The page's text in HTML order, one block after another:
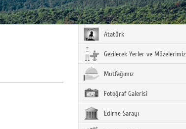
Atatürk
Gezilecek Yerler ve Müzelerimiz
Mutfağımız
Fotoğraf Galerisi
Edirne Sarayı